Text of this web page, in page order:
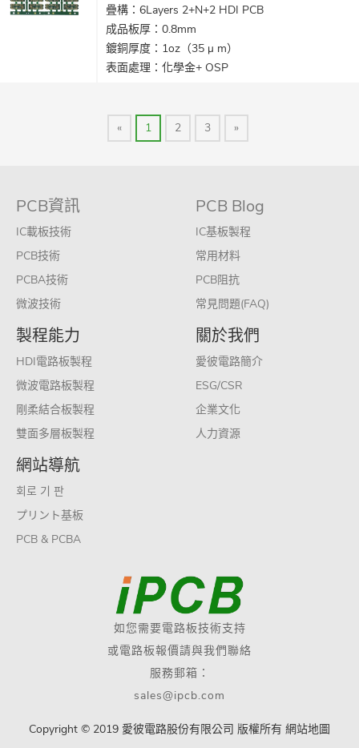
疊構：6Layers 2+N+2 HDI PCB
成品板厚：0.8mm
鍍銅厚度：1oz（35 μ m）
表面處理：化學金+ OSP
特殊制程：成型尺寸公差嚴格
產品應用：Type-C連接器電路板
« 1 2 3 »
PCB資訊
IC載板技術
PCB技術
PCBA技術
微波技術
PCB Blog
IC基板製程
常用材料
PCB阻抗
常見問題(FAQ)
製程能力
HDI電路板製程
微波電路板製程
剛柔結合板製程
雙面多層板製程
關於我們
愛彼電路簡介
ESG/CSR
企業文化
人力資源
網站導航
회로 기 판
プリント基板
PCB & PCBA
如您需要電路板技術支持
或電路板報價請與我們聯絡
服務郵箱：
sales@ipcb.com
Copyright © 2019 愛彼電路股份有限公司 版權所有 網站地圖